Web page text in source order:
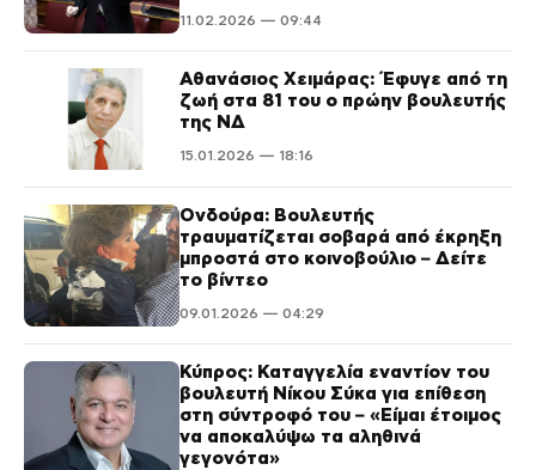
11.02.2026 — 09:44
Αθανάσιος Χειμάρας: Έφυγε από τη
ζωή στα 81 του ο πρώην βουλευτής
της ΝΔ
15.01.2026 — 18:16
Ονδούρα: Βουλευτής
τραυματίζεται σοβαρά από έκρηξη
μπροστά στο κοινοβούλιο – Δείτε
το βίντεο
09.01.2026 — 04:29
Κύπρος: Καταγγελία εναντίον του
βουλευτή Νίκου Σύκα για επίθεση
στη σύντροφό του – «Είμαι έτοιμος
να αποκαλύψω τα αληθινά
γεγονότα»